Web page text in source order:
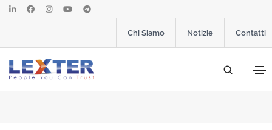
Chi Siamo Notizie Contatti